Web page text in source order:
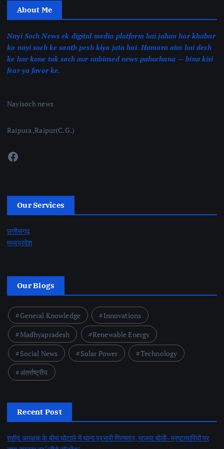
About Me
Nayi Soch News ek digital media platform hai jahan har khabar
ko nayi soch ke saath pesh kiya jata hai. Hamara aim hai desh
ke har kone tak sach aur unbiased news pahuchana — bina kisi
fear ya favor ke.
Nayisoch news
Raipura ,Raipur(C.G.)
Facebook
Our Services
छत्तीसगढ़
मध्यप्रदेश
Our Blogs
General Knowledge
Innovations
Madhyapradesh
Renewable Energy
Social News
Solar Power
Technology
अंतर्राष्ट्रीय
Recent Post
शहीद आरक्षक के बीमा घोटाले में थाना प्रभारी गिरफ्तार, भाजपा बोली- भ्रष्टाचारियों पर